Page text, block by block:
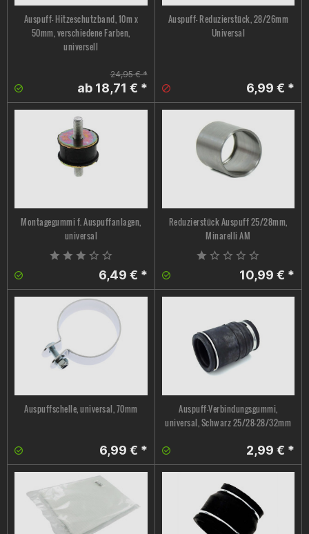
Auspuff- Hitzeschutzband, 10m x
50mm, verschiedene Farben,
universell
24,95 € *
ab 18,71 € *
Auspuff- Reduzierstück, 28/26mm
Universal
6,99 € *
Montagegummi f. Auspuffanlagen,
universal
6,49 € *
Reduzierstück Auspuff 25/28mm,
Minarelli AM
10,99 € *
Auspuffschelle, universal, 70mm
6,99 € *
Auspuff-Verbindungsgummi,
universal, Schwarz 25/28-28/32mm
2,99 € *